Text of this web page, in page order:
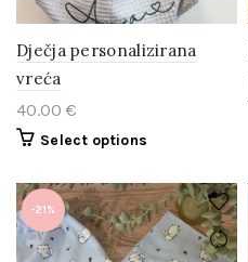
Dječja personalizirana
vreća
40.00 €
Select options
-21%